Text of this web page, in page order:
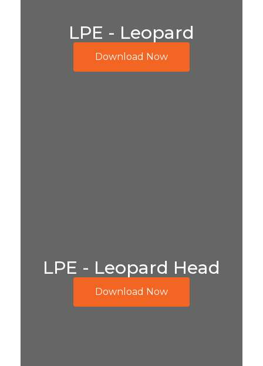
LPE - Leopard
Download Now
LPE - Leopard Head
Download Now